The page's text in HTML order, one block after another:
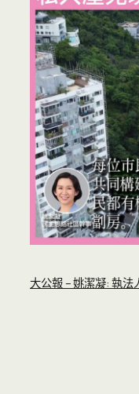
大公報 – 姚潔凝: 執